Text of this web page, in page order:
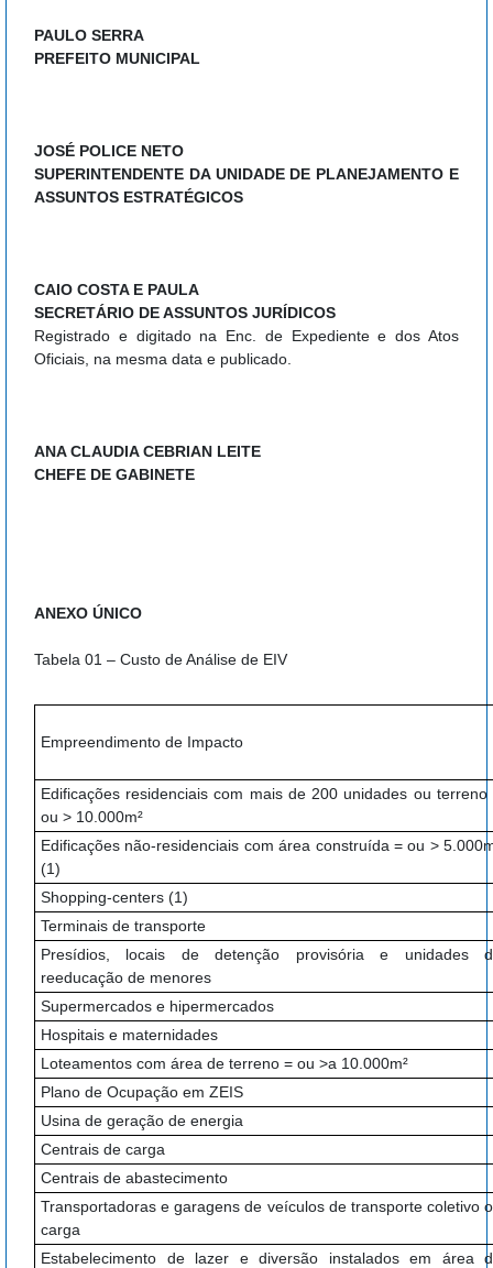
PAULO SERRA
PREFEITO MUNICIPAL
JOSÉ POLICE NETO
SUPERINTENDENTE DA UNIDADE DE PLANEJAMENTO E
ASSUNTOS ESTRATÉGICOS
CAIO COSTA E PAULA
SECRETÁRIO DE ASSUNTOS JURÍDICOS
Registrado e digitado na Enc. de Expediente e dos Atos
Oficiais, na mesma data e publicado.
ANA CLAUDIA CEBRIAN LEITE
CHEFE DE GABINETE
ANEXO ÚNICO
Tabela 01 – Custo de Análise de EIV
Empreendimento de Impacto
Edificações residenciais com mais de 200 unidades ou terreno
ou > 10.000m²
Edificações não-residenciais com área construída = ou >
(1)
Shopping-centers (1)
Terminais de transporte
Presídios, locais de detenção provisória e unidades
reeducação de menores
Supermercados e hipermercados
Hospitais e maternidades
Loteamentos com área de terreno = ou >a 10.000m²
Plano de Ocupação em ZEIS
Usina de geração de energia
Centrais de carga
Centrais de abastecimento
Transportadoras e garagens de veículos de transporte coletivo
carga
Estabelecimento de lazer e diversão instalados em área